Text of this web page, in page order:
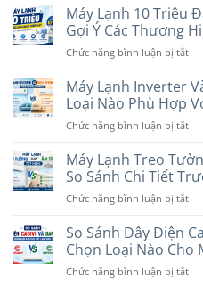
6
1
Và
Thế
Máy Lạnh 10 Triệu
Gợi Ý Các Thương
Chức năng bình luận bị tắtở
10
Gợi
Các
Uy
Máy Lạnh Inverter
Loại Nào Phù Hợp
Chức năng bình luận bị tắtở
Và
Nào
Máy Lạnh Treo
So Sánh Chi Tiết
Chức năng bình luận bị tắtở
Hay
So Sánh Dây Điện
Chọn Loại Nào Cho
Chức năng bình luận bị tắtở